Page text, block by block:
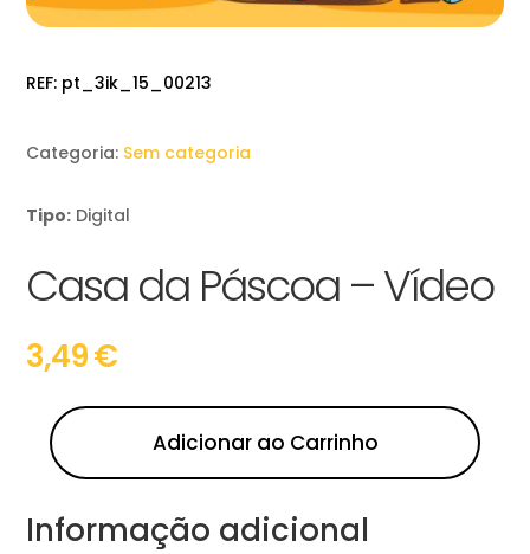
REF: pt_3ik_15_00213
Categoria: Sem categoria
Tipo: Digital
Casa da Páscoa – Vídeo
3,49€
Adicionar ao Carrinho
Informação adicional